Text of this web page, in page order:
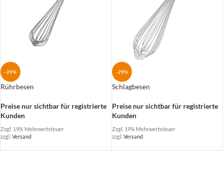
-29%
Rührbesen
Preise nur sichtbar für registrierte
Kunden
Zzgl. 19% Mehrwertsteuer
zzgl. Versand
-29%
Schlagbesen
Preise nur sichtbar für registrierte
Kunden
Zzgl. 19% Mehrwertsteuer
zzgl. Versand